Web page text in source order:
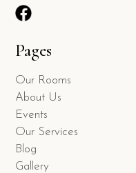
Pages
Our Rooms
About Us
Events
Our Services
Blog
Gallery